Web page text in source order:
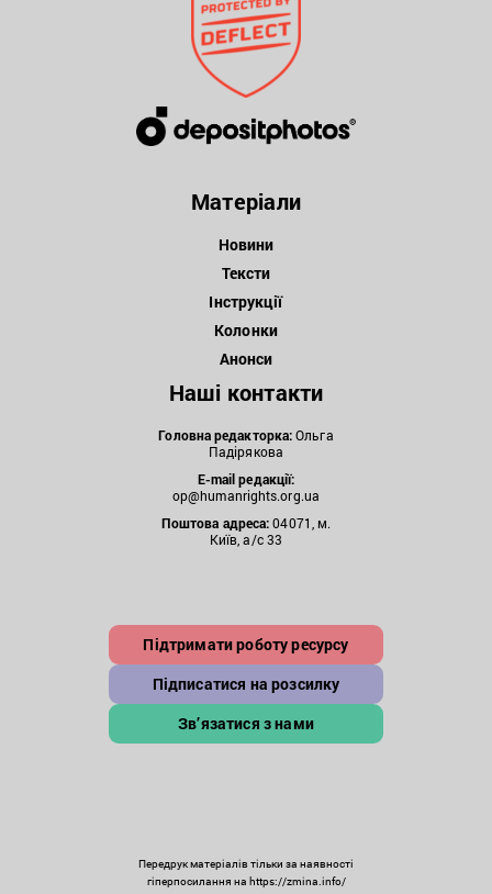
Матеріали
Новини
Тексти
Інструкції
Колонки
Анонси
Наші контакти
Головна редакторка:Ольга
Падірякова
E-mail редакції:
op@humanrights.org.ua
Поштова адреса:04071, м.
Київ, а/с 33
Підтримати роботу ресурсу
Підписатися на розсилку
Зв’язатися з нами
Передрук матеріалів тільки за наявності
гіперпосилання на https://zmina.info/